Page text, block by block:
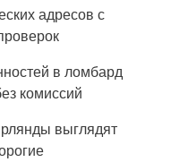
адресов с
в ломбард
комиссий
выглядят